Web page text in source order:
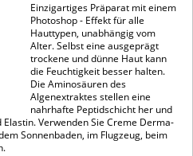
Einzigartiges Präparat mit einem
Photoshop - Effekt für alle
Hauttypen, unabhängig vom
Alter. Selbst eine ausgeprägt
trockene und dünne Haut kann
die Feuchtigkeit besser halten.
Die Aminosäuren des
Algenextraktes stellen eine
nahrhafte Peptidschicht her und
Verwenden Sie Creme Derma-
Sonnenbaden, im Flugzeug, beim